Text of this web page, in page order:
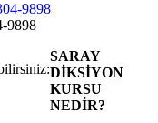
9898
SARAY
DİKSİYON
KURSU
NEDİR?